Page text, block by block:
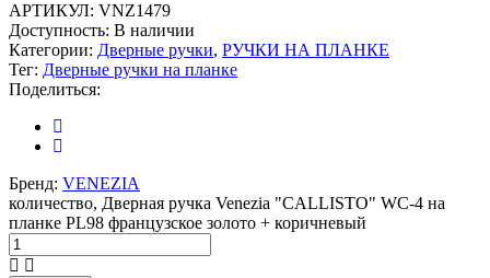
АРТИКУЛ: VNZ1479
Доступность: В наличии
Категории: Дверные ручки, РУЧКИ НА ПЛАНКЕ
Тег: Дверные ручки на планке
Поделиться:
Бренд: VENEZIA
количество, Дверная ручка Venezia "CALLISTO" WC-4 на
планке PL98 французское золото + коричневый